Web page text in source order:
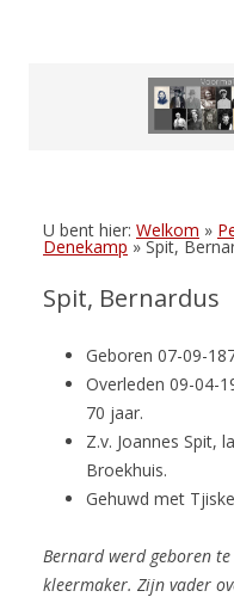
U bent hier: Welkom »
Denekamp »Spit,
Spit, Bernardus
Geboren 07-09-
Overleden 09-04-
70 jaar.
Z.v. Joannes Spit,
Broekhuis.
Gehuwd met
Bernard werd geboren
kleermaker. Zijn vader